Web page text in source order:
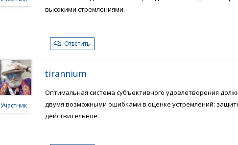
высокими стремлениями.
Ответить
Участник
tirannium
Оптимальная система субъективного удовлетворения
двумя возможными ошибками в оценке устремлений:
действительное.